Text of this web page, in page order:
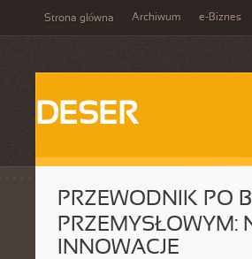
Strona główna Archiwum e-Biznes
DESER
PRZEWODNIK PO
PRZEMYSŁOWYM:
INNOWACJE